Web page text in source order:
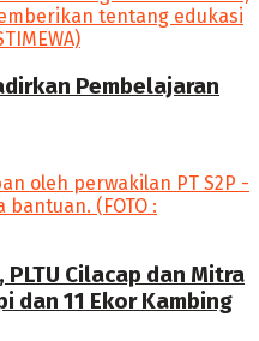
Pembelajaran
Cilacap dan Mitra
dan 11 Ekor Kambing